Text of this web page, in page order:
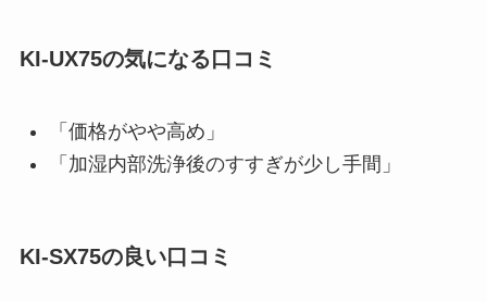
KI-UX75の気になる口コミ
「価格がやや高め」
「加湿内部洗浄後のすすぎが少し手間」
KI-SX75の良い口コミ